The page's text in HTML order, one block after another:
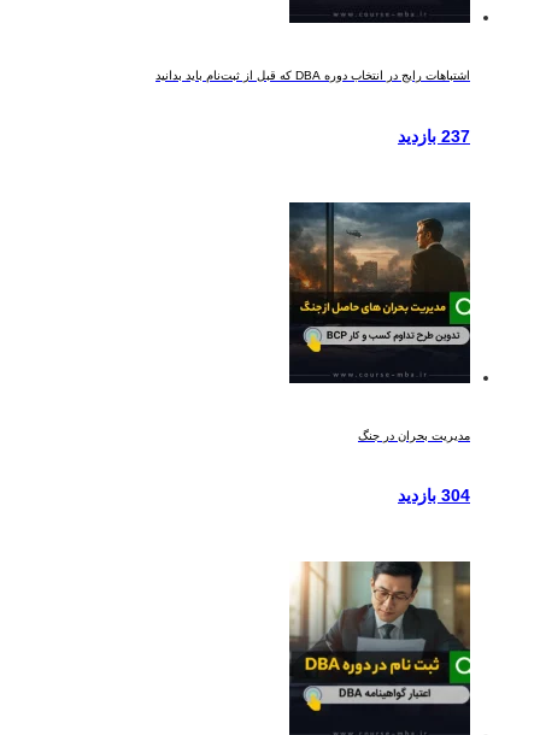
اشتباهات رایج در انتخاب دوره DBA که قبل از ثبت‌نام باید بدانید
237 بازدید
مدیریت بحران در جنگ
304 بازدید